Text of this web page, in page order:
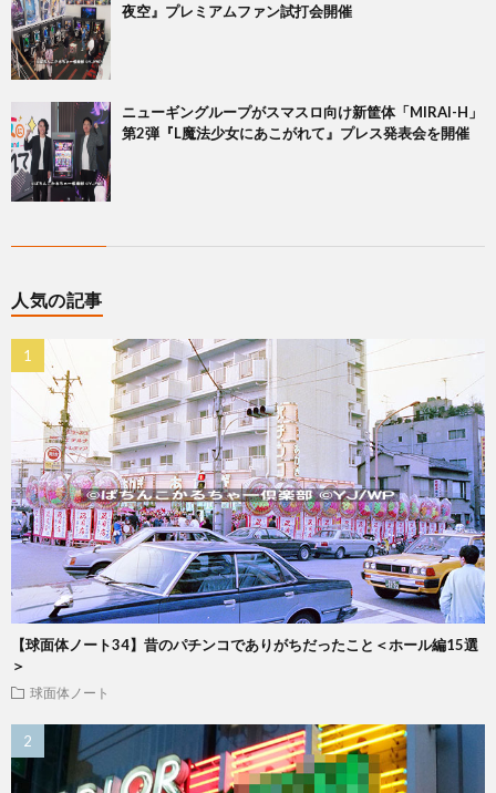
夜空』プレミアムファン試打会開催
ニューギングループがスマスロ向け新筐体「MIRAI-H」
第2弾『L魔法少女にあこがれて』プレス発表会を開催
人気の記事
【球面体ノート34】昔のパチンコでありがちだったこと＜ホール編15選
＞
球面体ノート